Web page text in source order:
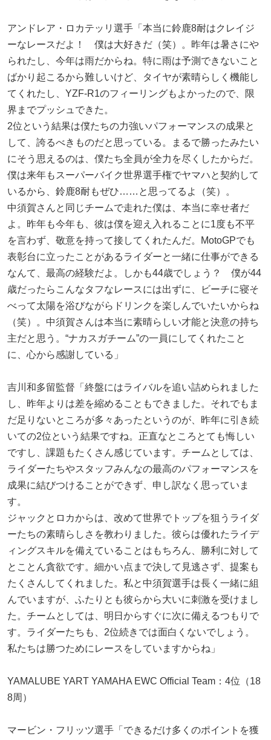
アンドレア・ロカテッリ選手「本当に鈴鹿8耐はクレイジ
ーなレースだよ！ 僕は大好きだ（笑）。昨年は暑さにや
られたし、今年は雨だからね。特に雨は予測できないこと
ばかり起こるから難しいけど、タイヤが素晴らしく機能し
てくれたし、YZF-R1のフィーリングもよかったので、限
界までプッシュできた。
2位という結果は僕たちの力強いパフォーマンスの成果と
して、誇るべきものだと思っている。まるで勝ったみたい
にそう思えるのは、僕たち全員が全力を尽くしたからだ。
僕は来年もスーパーバイク世界選手権でヤマハと契約して
いるから、鈴鹿8耐もぜひ……と思ってるよ（笑）。
中須賀さんと同じチームで走れた僕は、本当に幸せ者だ
よ。昨年も今年も、彼は僕を迎え入れることに1度も不平
を言わず、敬意を持って接してくれたんだ。MotoGPでも
表彰台に立ったことがあるライダーと一緒に仕事ができる
なんて、最高の経験だよ。しかも44歳でしょう？ 僕が44
歳だったらこんなタフなレースには出ずに、ビーチに寝そ
べって太陽を浴びながらドリンクを楽しんでいたいからね
（笑）。中須賀さんは本当に素晴らしい才能と決意の持ち
主だと思う。“ナカスガチーム”の一員にしてくれたこと
に、心から感謝している」
吉川和多留監督「終盤にはライバルを追い詰められました
し、昨年よりは差を縮めることもできました。それでもま
だ足りないところが多々あったというのが、昨年に引き続
いての2位という結果ですね。正直なところとても悔しい
ですし、課題もたくさん感じています。チームとしては、
ライダーたちやスタッフみんなの最高のパフォーマンスを
成果に結びつけることができず、申し訳なく思っていま
す。
ジャックとロカからは、改めて世界でトップを狙うライダ
ーたちの素晴らしさを教わりました。彼らは優れたライデ
ィングスキルを備えていることはもちろん、勝利に対して
とことん貪欲です。細かい点まで決して見逃さず、提案も
たくさんしてくれました。私と中須賀選手は長く一緒に組
んでいますが、ふたりとも彼らから大いに刺激を受けまし
た。チームとしては、明日からすぐに次に備えるつもりで
す。ライダーたちも、2位続きでは面白くないでしょう。
私たちは勝つためにレースをしていますからね」
YAMALUBE YART YAMAHA EWC Official Team：4位（18
8周）
マービン・フリッツ選手「できるだけ多くのポイントを獲